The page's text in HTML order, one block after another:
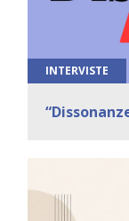
INTERVISTE